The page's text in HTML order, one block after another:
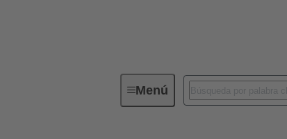
MenúConectividad de dispositivos